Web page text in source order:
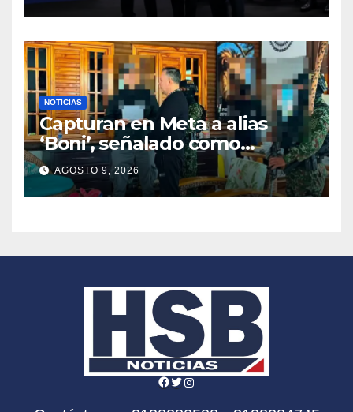
NOTICIAS
Capturan en Meta a alias
‘Boni’, señalado como
segundo cabecilla de los
Comandos de Frontera
AGOSTO 9, 2026
Facebook
Twitter
Instagram